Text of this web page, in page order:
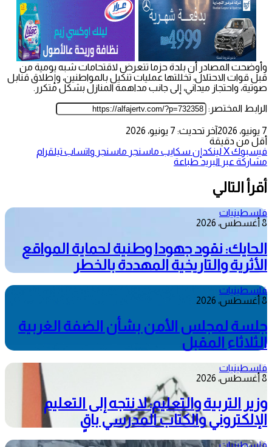
وأوضحت المصادر أن بلدة حزما تتعرض لاقتحامات شبه يومية من
قبل قوات الاحتلال، تخللتها عمليات تنكيل بالمواطنين، وإطلاق قنابل
صوتية، واحتجاز ميداني، إلى جانب مداهمة المنازل بشكل متكرر.
الرابط المختصر:
7 يونيو، 2026
آخر تحديث: 7 يونيو، 2026
أقل من دقيقة
فيسبوك‫Xلينكدإن سكايب ماسنجر ماسنجر واتساب تيلقرام
مشاركة عبر البريد طباعة
أقرأ التالي
فلسطينيات
8 أغسطس، 2026
الحايك: نقود جهودا وطنية لحماية المواقع
الأثرية والتاريخية المهددة بالخطر
فلسطينيات
8 أغسطس، 2026
جلسة لمجلس الأمن بشأن الضفة الغربية
الثلاثاء المقبل
فلسطينيات
8 أغسطس، 2026
وزير التربية والتعليم: لا نتجه إلى التعليم
الإلكتروني والكتاب المدرسي باقٍ